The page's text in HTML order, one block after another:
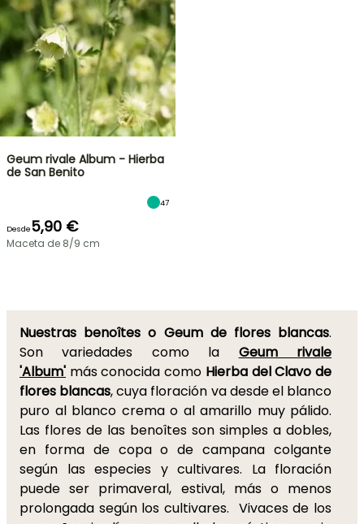
Geum rivale Album - Hierba
de San Benito
47
Desde5,90 €
Maceta de 8/9 cm
Nuestras benoîtes o Geum de flores blancas.
Son variedades como la Geum rivale
'Album' más conocida como Hierba del Clavo de
flores blancas, cuya floración va desde el blanco
puro al blanco crema o al amarillo muy pálido.
Las flores de las benoîtes son simples a dobles,
en forma de copa o de campana colgante
según las especies y cultivares. La floración
puede ser primaveral, estival, más o menos
prolongada según los cultivares. Vivaces de los